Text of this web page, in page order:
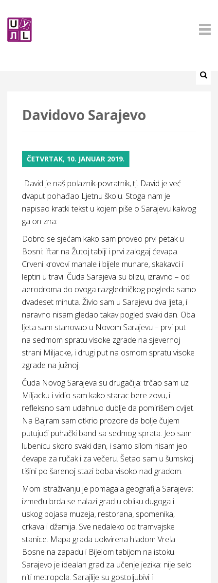
Davidovo Sarajevo
ČETVRTAK, 10. JANUAR 2019.
David je naš polaznik-povratnik, tj. David je već
dvaput pohađao Ljetnu školu. Stoga nam je
napisao kratki tekst u kojem piše o Sarajevu kakvog
ga on zna:
Dobro se sjećam kako sam proveo prvi petak u
Bosni: iftar na Žutoj tabiji i prvi zalogaj ćevapa.
Crveni krovovi mahale i bijele munare, skakavci i
leptiri u travi. Čuda Sarajeva su blizu, izravno – od
aerodroma do ovoga razgledničkog pogleda samo
dvadeset minuta. Živio sam u Sarajevu dva ljeta, i
naravno nisam gledao takav pogled svaki dan. Oba
ljeta sam stanovao u Novom Sarajevu – prvi put
na sedmom spratu visoke zgrade na sjevernoj
strani Miljacke, i drugi put na osmom spratu visoke
zgrade na južnoj.
Čuda Novog Sarajeva su drugačija: trčao sam uz
Miljacku i vidio sam kako starac bere zovu, i
refleksno sam udahnuo dublje da pomirišem cvijet.
Na Bajram sam otkrio prozore da bolje čujem
putujući puhački band sa sedmog sprata. Jeo sam
lubenicu skoro svaki dan, i samo silom nisam jeo
ćevape za ručak i za večeru. Šetao sam u šumskoj
tišini po šarenoj stazi boba visoko nad gradom.
Mom istraživanju je pomagala geografija Sarajeva:
između brda se nalazi grad u obliku dugoga i
uskog pojasa muzeja, restorana, spomenika,
crkava i džamija. Sve nedaleko od tramvajske
stanice. Mapa grada uokvirena hladom Vrela
Bosne na zapadu i Bijelom tabijom na istoku.
Sarajevo je idealan grad za učenje jezika: nije selo
niti metropola. Sarajlije su gostoljubivi i